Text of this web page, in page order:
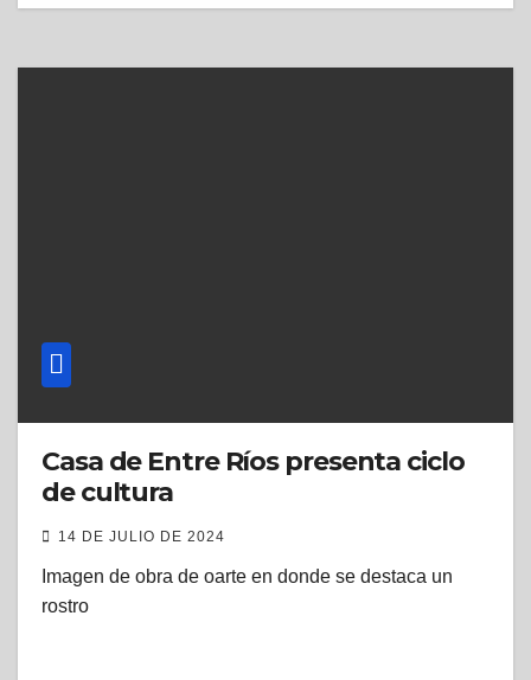
Casa de Entre Ríos presenta ciclo
de cultura
14 DE JULIO DE 2024
Imagen de obra de oarte en donde se destaca un
rostro